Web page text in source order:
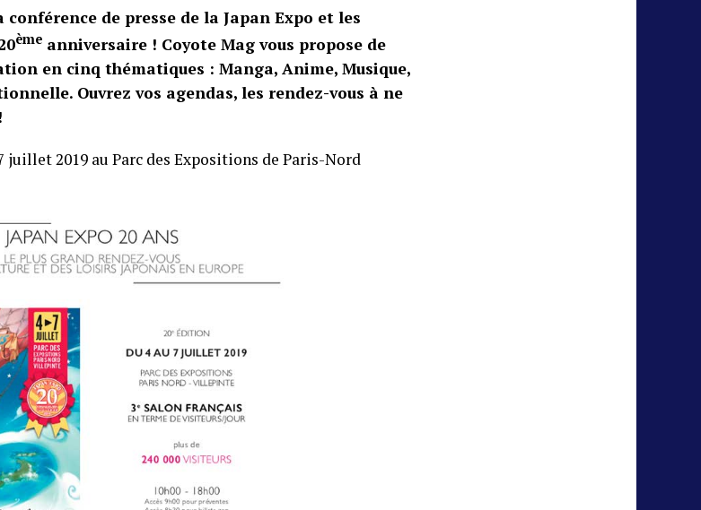
de presse de la Japan Expo et les
ème anniversaire ! Coyote Mag vous propose de
en cinq thématiques : Manga, Anime, Musique,
Ouvrez vos agendas, les rendez-vous à ne
juillet 2019 au Parc des Expositions de Paris-Nord